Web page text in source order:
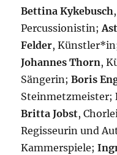
Bettina Kykebusch
Percussionistin;
Felder,
Johannes Thorn,
Sängerin;Boris
Steinmetzmeister;
Britta Jobst,
Regisseurin und
Kammerspiele;